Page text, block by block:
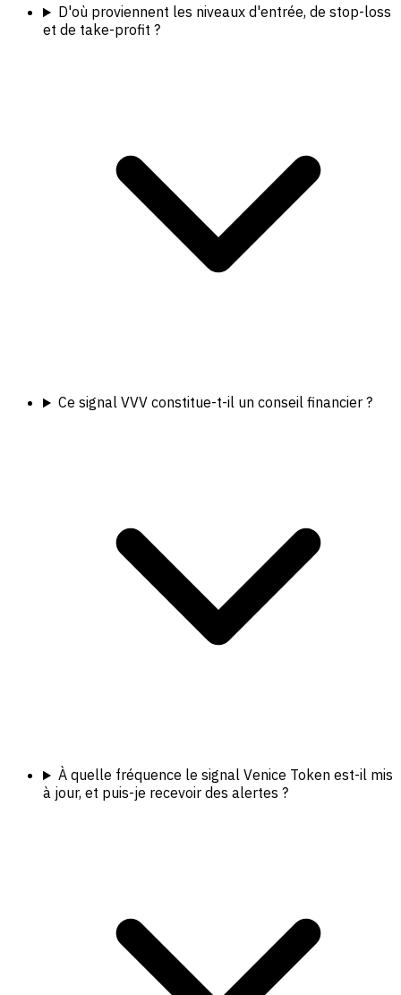
D'où proviennent les niveaux d'entrée, de stop-loss
et de take-profit ?
Ce signal VVV constitue-t-il un conseil financier ?
À quelle fréquence le signal Venice Token est-il mis
à jour, et puis-je recevoir des alertes ?